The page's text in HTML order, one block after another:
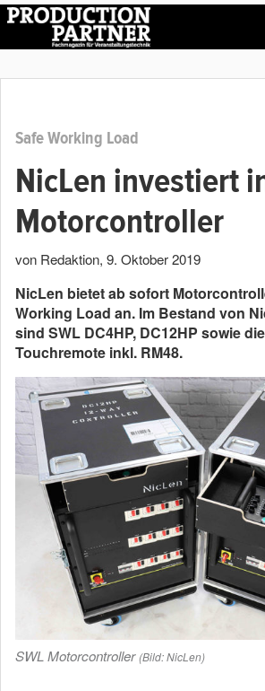
Safe Working Load
NicLen investiert
Motorcontroller
von Redaktion, 9. Oktober 2019
NicLen bietet ab sofort
Working Load an. Im Bestand von
sind SWL DC4HP, DC12HP sowie
Touchremote inkl. RM48.
SWL Motorcontroller (Bild: NicLen)